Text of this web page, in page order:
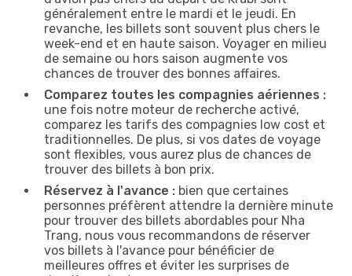
généralement entre le mardi et le jeudi. En
revanche, les billets sont souvent plus chers le
week-end et en haute saison. Voyager en milieu
de semaine ou hors saison augmente vos
chances de trouver des bonnes affaires.
Comparez toutes les compagnies aériennes :
une fois notre moteur de recherche activé,
comparez les tarifs des compagnies low cost et
traditionnelles. De plus, si vos dates de voyage
sont flexibles, vous aurez plus de chances de
trouver des billets à bon prix.
Réservez à l'avance : bien que certaines
personnes préfèrent attendre la dernière minute
pour trouver des billets abordables pour Nha
Trang, nous vous recommandons de réserver
vos billets à l'avance pour bénéficier de
meilleures offres et éviter les surprises de